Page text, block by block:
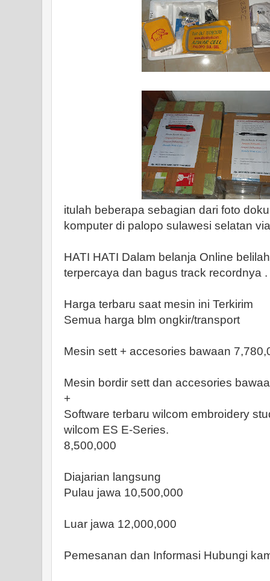
itulah beberapa sebagian dari foto
komputer di palopo sulawesi selatan
HATI HATI Dalam belanja Online
terpercaya dan bagus track recordnya .
Harga terbaru saat mesin ini Terkirim
Semua harga blm ongkir/transport
Mesin sett + accesories bawaan
Mesin bordir sett dan accesories
+
Software terbaru wilcom embroidery
wilcom ES E-Series.
8,500,000
Diajarian langsung
Pulau jawa 10,500,000
Luar jawa 12,000,000
Pemesanan dan Informasi Hubungi